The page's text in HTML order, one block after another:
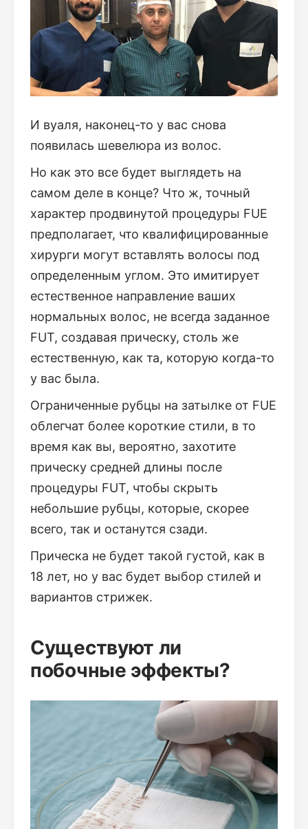
И вуаля, наконец-то у вас снова
появилась шевелюра из волос.
Но как это все будет выглядеть на
самом деле в конце? Что ж, точный
характер продвинутой процедуры FUE
предполагает, что квалифицированные
хирурги могут вставлять волосы под
определенным углом. Это имитирует
естественное направление ваших
нормальных волос, не всегда заданное
FUT, создавая прическу, столь же
естественную, как та, которую когда-то
у вас была.
Ограниченные рубцы на затылке от FUE
облегчат более короткие стили, в то
время как вы, вероятно, захотите
прическу средней длины после
процедуры FUT, чтобы скрыть
небольшие рубцы, которые, скорее
всего, так и останутся сзади.
Прическа не будет такой густой, как в
18 лет, но у вас будет выбор стилей и
вариантов стрижек.
Существуют ли
побочные эффекты?